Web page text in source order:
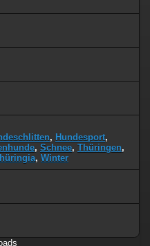
, Hundesport,
, Schnee, Thüringen,
, Winter